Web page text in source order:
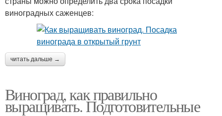
виноградных саженцев:
читать дальше →
Виноград, как правильно
выращивать. Подготовительные